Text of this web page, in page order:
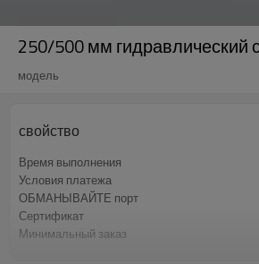
250/500 мм гидравлический
модель
свойство
Время выполнения
Условия платежа
ОБМАНЫВАЙТЕ порт
Сертификат
Минимальный заказ